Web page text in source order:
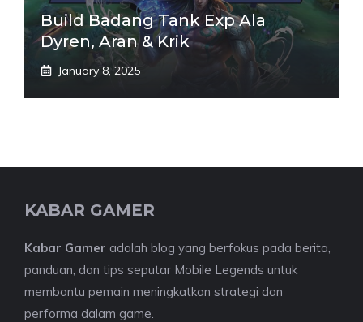
Build Badang Tank Exp Ala
Dyren, Aran & Krik
January 8, 2025
KABAR GAMER
Kabar Gamer adalah blog yang berfokus pada berita,
panduan, dan tips seputar Mobile Legends untuk
membantu pemain meningkatkan strategi dan
performa dalam game.